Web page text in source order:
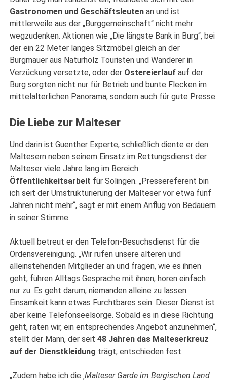
Gastronomen und Geschäftsleuten an und ist
mittlerweile aus der „Burggemeinschaft“ nicht mehr
wegzudenken. Aktionen wie „Die längste Bank in Burg“, bei
der ein 22 Meter langes Sitzmöbel gleich an der
Burgmauer aus Naturholz Touristen und Wanderer in
Verzückung versetzte, oder der Ostereierlauf auf der
Burg sorgten nicht nur für Betrieb und bunte Flecken im
mittelalterlichen Panorama, sondern auch für gute Presse.
Die Liebe zur Malteser
Und darin ist Guenther Experte, schließlich diente er den
Maltesern neben seinem Einsatz im Rettungsdienst der
Malteser viele Jahre lang im Bereich
Öffentlichkeitsarbeit für Solingen. „Pressereferent bin
ich seit der Umstrukturierung der Malteser vor etwa fünf
Jahren nicht mehr“, sagt er mit einem Anflug von Bedauern
in seiner Stimme.
Aktuell betreut er den Telefon-Besuchsdienst für die
Ordensvereinigung. „Wir rufen unsere älteren und
alleinstehenden Mitglieder an und fragen, wie es ihnen
geht, führen Alltags Gespräche mit ihnen, hören einfach
nur zu. Es geht darum, niemanden alleine zu lassen.
Einsamkeit kann etwas Furchtbares sein. Dieser Dienst ist
aber keine Telefonseelsorge. Sobald es in diese Richtung
geht, raten wir, ein entsprechendes Angebot anzunehmen“,
stellt der Mann, der seit48 Jahren das Malteserkreuz
auf der Dienstkleidung trägt, entschieden fest.
„Zudem habe ich die ‚Malteser Garde im Bergischen Land